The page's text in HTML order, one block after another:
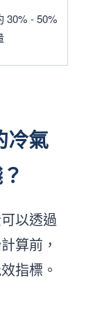
30% - 50%
冷氣
以透過
算前，
指標。